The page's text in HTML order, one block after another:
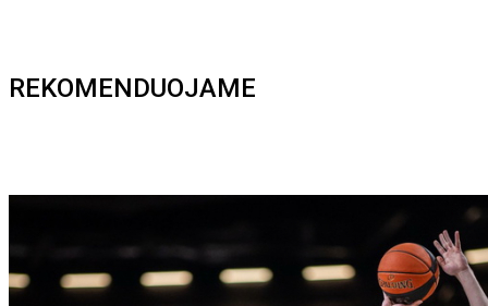
REKOMENDUOJAME